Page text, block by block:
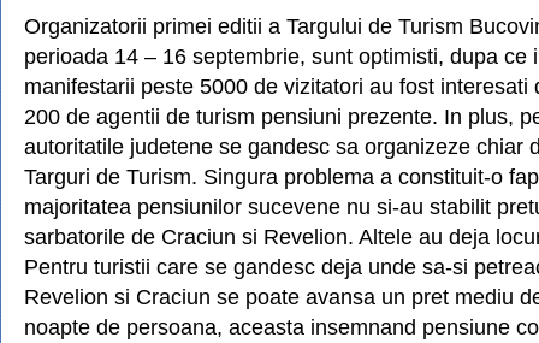
Organizatorii primei editii a Targului de Turism
perioada 14 – 16 septembrie, sunt optimisti, dupa ce
manifestarii peste 5000 de vizitatori au fost interesati
200 de agentii de turism pensiuni prezente. In plus,
autoritatile judetene se gandesc sa organizeze chiar
Targuri de Turism. Singura problema a constituit-o
majoritatea pensiunilor sucevene nu si-au stabilit
sarbatorile de Craciun si Revelion. Altele au deja
Pentru turistii care se gandesc deja unde sa-si
Revelion si Craciun se poate avansa un pret mediu
noapte de persoana, aceasta insemnand pensiune